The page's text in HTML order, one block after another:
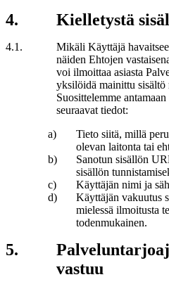
4. Kielletystä
4.1.
Mikäli Käyttäjä
näiden Ehtojen
voi ilmoittaa asiasta
yksilöidä mainittu
Suosittelemme
seuraavat tiedot:
a)
Tieto siitä, millä
olevan laitonta tai
b)
Sanotun sisällön
sisällön
c)
Käyttäjän nimi ja
d)
Käyttäjän vakuutus
mielessä ilmoitusta
todenmukainen.
5.
vastuu